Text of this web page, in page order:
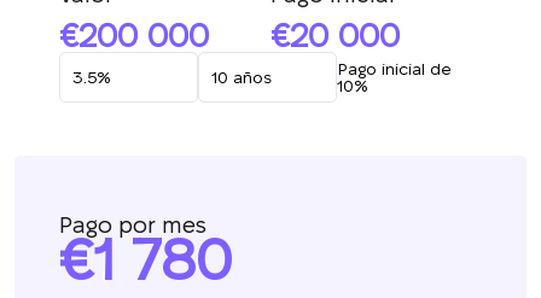
200 000 20 000
Pago inicial de
10%
Pago por mes
1 780